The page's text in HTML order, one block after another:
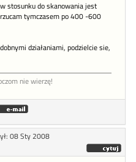
stosunku do skanowania jest
tymczasem po 400 -600
działaniami, podzielcie sie,
nie wierzę!
08 Sty 2008